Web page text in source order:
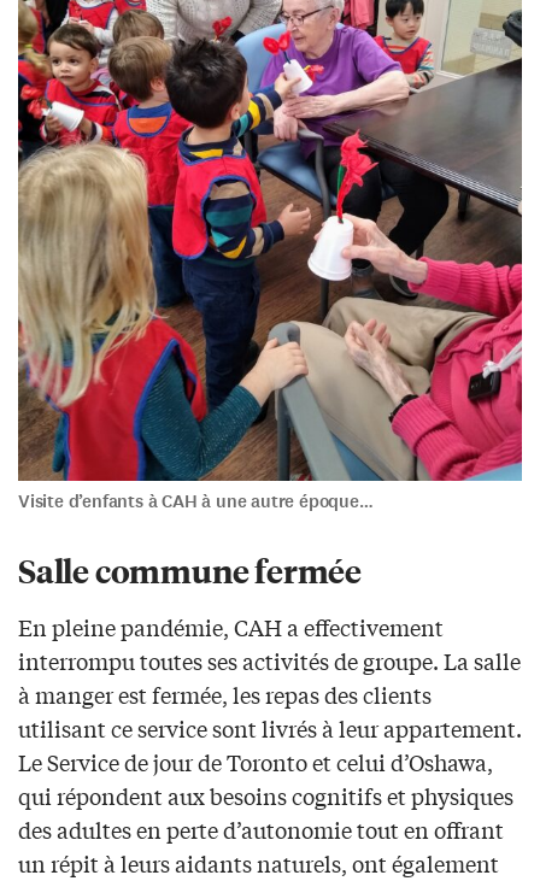
Visite d’enfants à CAH à une autre époque…
Salle commune fermée
En pleine pandémie, CAH a effectivement
interrompu toutes ses activités de groupe. La salle
à manger est fermée, les repas des clients
utilisant ce service sont livrés à leur appartement.
Le Service de jour de Toronto et celui d’Oshawa,
qui répondent aux besoins cognitifs et physiques
des adultes en perte d’autonomie tout en offrant
un répit à leurs aidants naturels, ont également